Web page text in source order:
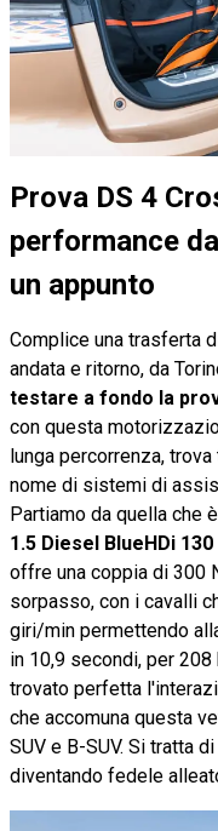
Prova DS 4
performance
un appunto
Complice una trasferta
andata e ritorno, da
testare a fondo la
con questa
lunga percorrenza,
nome di sistemi di
Partiamo da quella che
1.5 Diesel BlueHDi 130
offre una coppia di 300
sorpasso, con i cavalli
giri/min permettendo
in 10,9 secondi, per
trovato perfetta
che accomuna questa
SUV e B-SUV. Si tratta
diventando fedele